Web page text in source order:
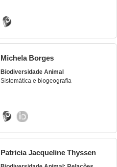
Michela Borges
Biodiversidade Animal
Sistemática e biogeografia
Patricia Jacqueline Thyssen